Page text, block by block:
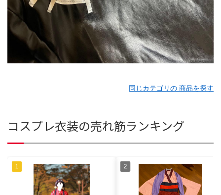
同じカテゴリの 商品を探す
コスプレ衣装の売れ筋ランキング